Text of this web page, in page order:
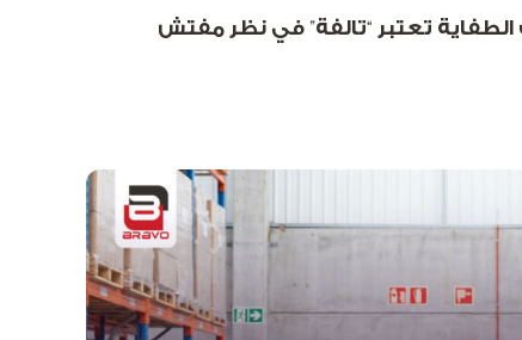
الطفاية تعتبر “تالفة” في نظر مفتش